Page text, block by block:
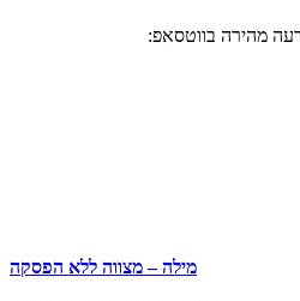
מהירה בווטסאפ:
מילה – מצווה ללא הפסקה